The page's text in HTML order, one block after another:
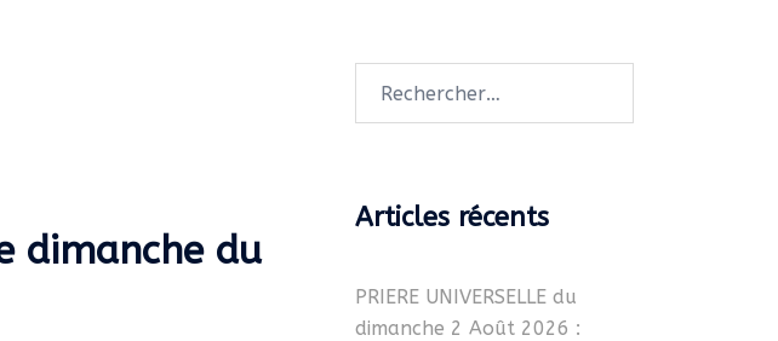
dimanche du
Articles récents
PRIERE UNIVERSELLE du
dimanche 2 Août 2026 :